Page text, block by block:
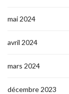
mai 2024
avril 2024
mars 2024
décembre 2023